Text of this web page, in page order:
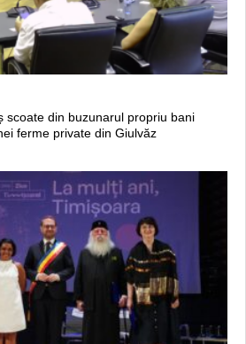
scoate din buzunarul propriu bani
ferme private din Giulvăz